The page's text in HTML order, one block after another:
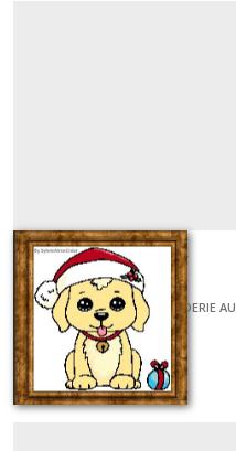
Cute chiot de noël
GRILLES ET KITS POUR BRODERIE AU
POINT DE CROIX
À partir de 7€